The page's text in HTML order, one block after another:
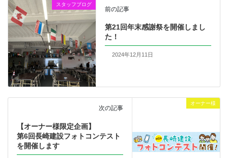
スタッフブログ
前の記事
第21回年末感謝祭を開催しまし
た！
2024年12月11日
オーナー様
次の記事
【オーナー様限定企画】
第6回長崎建設フォトコンテスト
を開催します